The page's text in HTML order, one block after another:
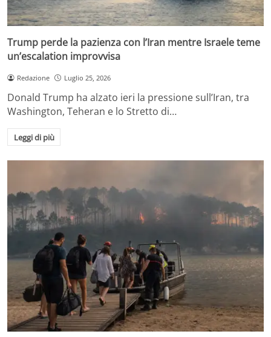
Trump perde la pazienza con l’Iran mentre Israele teme
un’escalation improvvisa
Redazione Luglio 25, 2026
Donald Trump ha alzato ieri la pressione sull’Iran, tra
Washington, Teheran e lo Stretto di…
Leggi di più